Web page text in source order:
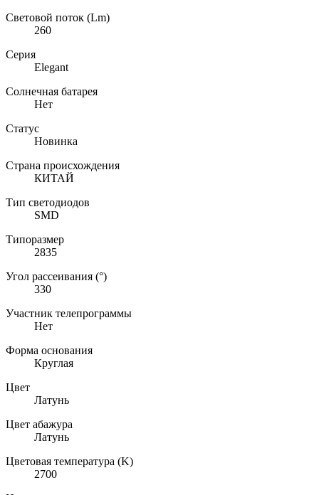
Световой поток (Lm)
260
Серия
Elegant
Солнечная батарея
Нет
Статус
Новинка
Страна происхождения
КИТАЙ
Тип светодиодов
SMD
Типоразмер
2835
Угол рассеивания (°)
330
Участник телепрограммы
Нет
Форма основания
Круглая
Цвет
Латунь
Цвет абажура
Латунь
Цветовая температура (K)
2700